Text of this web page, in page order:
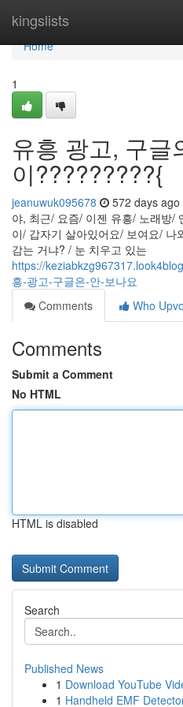
kingslists
Home
Home
1
유흥 광고, 구글
이?????????{
jeanuwuk095678 572 days ago
야, 최근/ 요즘/ 이젠 유흥/ 노래방/
이/ 갑자기 살아있어요/ 보여요/
감는 거냐? / 눈 치우고 있는
https://
흥-광고-구글은-안-보나요
Comments
Who
Comments
Submit a Comment
No HTML
HTML is disabled
Search
Published News
1 Download YouTube
1 Handheld EMF